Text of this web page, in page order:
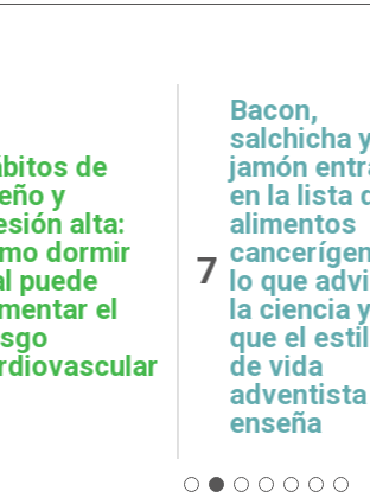
entran
de
advierte
y lo
estilo
Metas
realistas:
cómo definir
objetivos
posibles y
cuidar la salud
emocional